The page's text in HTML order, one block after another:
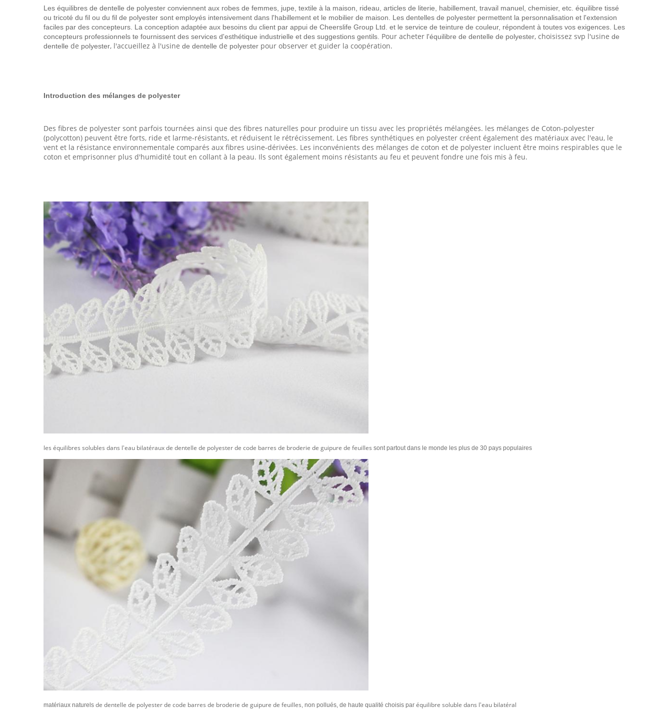
Les équilibres de dentelle de polyester conviennent aux robes de femmes, jupe, textile à la maison, rideau, articles de literie, habillement, travail manuel, chemisier, etc. équilibre tissé
ou tricoté du fil ou du fil de polyester sont employés intensivement dans l'habillement et le mobilier de maison. Les dentelles de polyester permettent la personnalisation et l'extension
faciles par des concepteurs. La conception adaptée aux besoins du client par appui de Cheerslife Group Ltd. et le service de teinture de couleur, répondent à toutes vos exigences. Les
concepteurs professionnels te fournissent des services d'esthétique industrielle et des suggestions gentils. Pour acheter l'équilibre de dentelle de polyester, choisissez svp l'usine de
dentelle de polyester, l'accueillez à l'usine de dentelle de polyester pour observer et guider la coopération.
Introduction des mélanges de polyester
Des fibres de polyester sont parfois tournées ainsi que des fibres naturelles pour produire un tissu avec les propriétés mélangées. les mélanges de Coton-polyester
(polycotton) peuvent être forts, ride et larme-résistants, et réduisent le rétrécissement. Les fibres synthétiques en polyester créent également des matériaux avec l'eau, le
vent et la résistance environnementale comparés aux fibres usine-dérivées. Les inconvénients des mélanges de coton et de polyester incluent être moins respirables que le
coton et emprisonner plus d'humidité tout en collant à la peau. Ils sont également moins résistants au feu et peuvent fondre une fois mis à feu.
les équilibres solubles dans l'eau bilatéraux de dentelle de polyester de code barres de broderie de guipure de feuilles sont partout dans le monde les plus de 30 pays populaires
matériaux naturels de dentelle de polyester de code barres de broderie de guipure de feuilles, non pollués, de haute qualité choisis par équilibre soluble dans l'eau bilatéral